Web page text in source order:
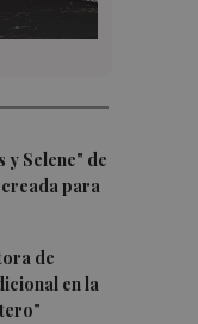
Selene" de
creada para
de
en la